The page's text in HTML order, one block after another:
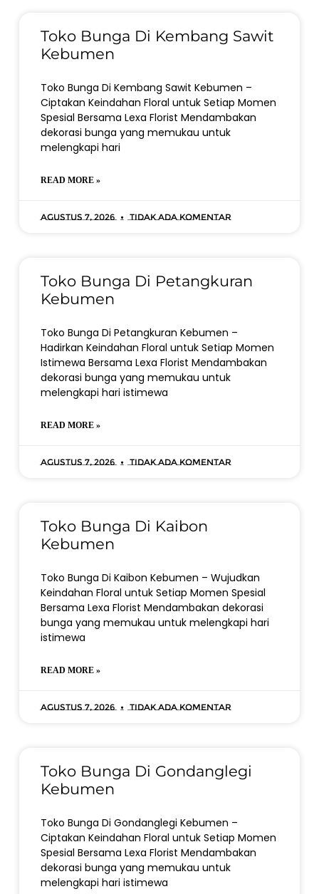
Toko Bunga Di Kembang Sawit
Kebumen
Toko Bunga Di Kembang Sawit Kebumen –
Ciptakan Keindahan Floral untuk Setiap Momen
Spesial Bersama Lexa Florist Mendambakan
dekorasi bunga yang memukau untuk
melengkapi hari
READ MORE »
Agustus 7, 2026 Tidak ada komentar
Toko Bunga Di Petangkuran
Kebumen
Toko Bunga Di Petangkuran Kebumen –
Hadirkan Keindahan Floral untuk Setiap Momen
Istimewa Bersama Lexa Florist Mendambakan
dekorasi bunga yang memukau untuk
melengkapi hari istimewa
READ MORE »
Agustus 7, 2026 Tidak ada komentar
Toko Bunga Di Kaibon
Kebumen
Toko Bunga Di Kaibon Kebumen – Wujudkan
Keindahan Floral untuk Setiap Momen Spesial
Bersama Lexa Florist Mendambakan dekorasi
bunga yang memukau untuk melengkapi hari
istimewa
READ MORE »
Agustus 7, 2026 Tidak ada komentar
Toko Bunga Di Gondanglegi
Kebumen
Toko Bunga Di Gondanglegi Kebumen –
Ciptakan Keindahan Floral untuk Setiap Momen
Spesial Bersama Lexa Florist Mendambakan
dekorasi bunga yang memukau untuk
melengkapi hari istimewa